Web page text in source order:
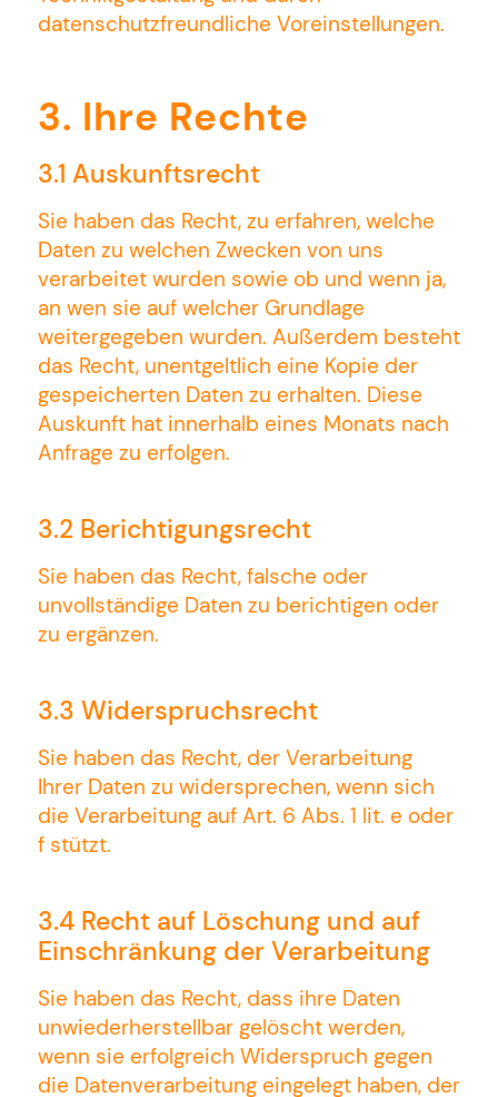
datenschutzfreundliche Voreinstellungen.
3. Ihre Rechte
3.1 Auskunftsrecht
Sie haben das Recht, zu erfahren, welche
Daten zu welchen Zwecken von uns
verarbeitet wurden sowie ob und wenn ja,
an wen sie auf welcher Grundlage
weitergegeben wurden. Außerdem besteht
das Recht, unentgeltlich eine Kopie der
gespeicherten Daten zu erhalten. Diese
Auskunft hat innerhalb eines Monats nach
Anfrage zu erfolgen.
3.2 Berichtigungsrecht
Sie haben das Recht, falsche oder
unvollständige Daten zu berichtigen oder
zu ergänzen.
3.3 Widerspruchsrecht
Sie haben das Recht, der Verarbeitung
Ihrer Daten zu widersprechen, wenn sich
die Verarbeitung auf Art. 6 Abs. 1 lit. e oder
f stützt.
3.4 Recht auf Löschung und auf
Einschränkung der Verarbeitung
Sie haben das Recht, dass ihre Daten
unwiederherstellbar gelöscht werden,
wenn sie erfolgreich Widerspruch gegen
die Datenverarbeitung eingelegt haben, der